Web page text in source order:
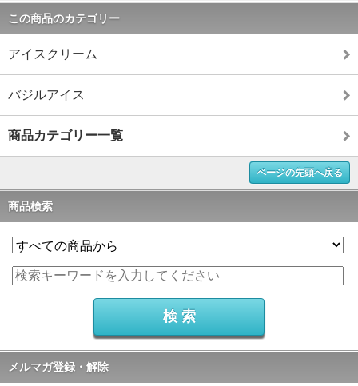
この商品のカテゴリー
アイスクリーム
バジルアイス
商品カテゴリー一覧
ページの先頭へ戻る
商品検索
メルマガ登録・解除